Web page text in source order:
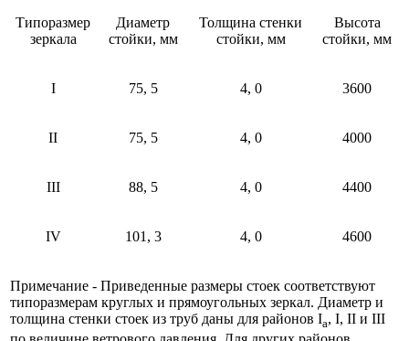
Типоразмер
зеркала
Диаметр
стойки, мм
Толщина стенки
стойки, мм
Высота
стойки, мм
I 75, 5 4, 0 3600
II 75, 5 4, 0 4000
III 88, 5 4, 0 4400
IV 101, 3 4, 0 4600
Примечание - Приведенные размеры стоек соответствуют
типоразмерам круглых и прямоугольных зеркал. Диаметр и
толщина стенки стоек из труб даны для районов Ia, I, II и III